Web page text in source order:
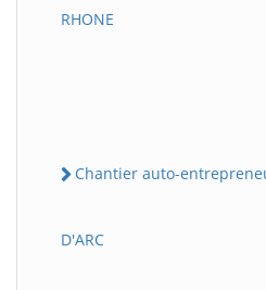
RHONE
Chantier auto-
D'ARC